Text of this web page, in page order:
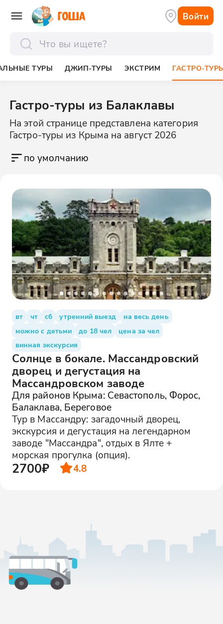
Войти
ТУРЫ ДЖИП-ТУРЫ ЭКСТРИМ ГАСТРО-
Гастро-туры из Балаклавы
На этой странице представлена категория
Гастро-туры из Крыма на август 2026
по умолчанию
вт чт сб утренний выезд
на весь день
можно с детьми
до 18 чел
цена за чел
винная экскурсия
Солнце в бокале. Массандровский
дворец и дегустация на
Массандровском заводе
Для районов Крыма: Севастополь, Форос,
Балаклава, Береговое
Тур в Массандру: загадочный дворец,
экскурсия и дегустация на легендарном
заводе "Массандра", отдых в Ялте +
морская прогулка (опция).
2700₽ 4.8